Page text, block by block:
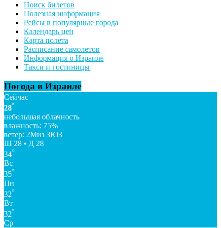
Поиск билетов
Полезная информация
Рейсы в популярные города
Календарь цен
Карта полета
Расписание самолетов
Информация о Израиле
Такси и гостиницы
Погода в Израиле
Сейчас
28°
небольшая облачность
влажность: 75%
ветер: 2Миз ЗЮЗ
Ш 28 • Д 28
34°
Вс
35°
Пн
32°
Вт
32°
Ср